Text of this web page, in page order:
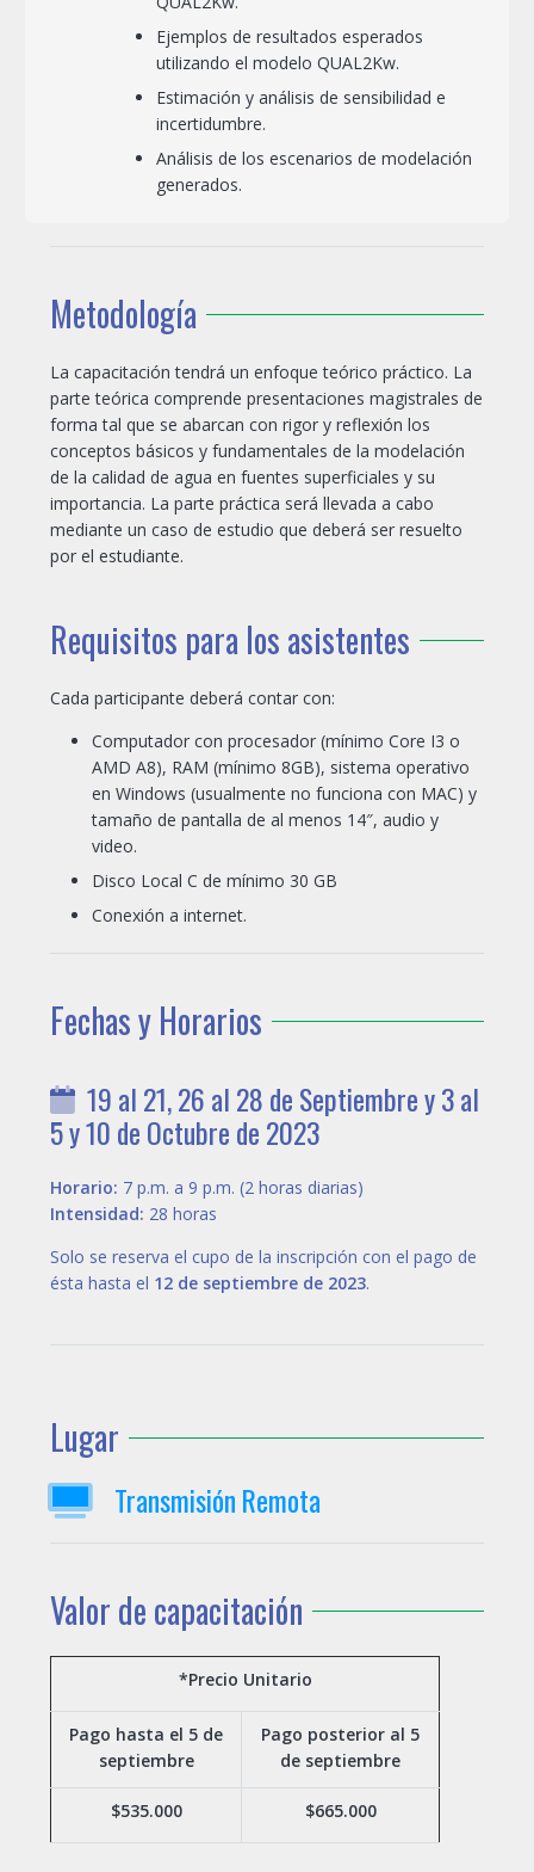
Ejemplos de resultados esperados
utilizando el modelo QUAL2Kw.
Estimación y análisis de sensibilidad e
incertidumbre.
Análisis de los escenarios de modelación
generados.
Metodología
La capacitación tendrá un enfoque teórico práctico. La
parte teórica comprende presentaciones magistrales de
forma tal que se abarcan con rigor y reflexión los
conceptos básicos y fundamentales de la modelación
de la calidad de agua en fuentes superficiales y su
importancia. La parte práctica será llevada a cabo
mediante un caso de estudio que deberá ser resuelto
por el estudiante.
Requisitos para los asistentes
Cada participante deberá contar con:
Computador con procesador (mínimo Core I3 o
AMD A8), RAM (mínimo 8GB), sistema operativo
en Windows (usualmente no funciona con MAC) y
tamaño de pantalla de al menos 14″, audio y
video.
Disco Local C de mínimo 30 GB
Conexión a internet.
Fechas y Horarios
19 al 21, 26 al 28 de Septiembre y 3 al
5 y 10 de Octubre de 2023
Horario: 7 p.m. a 9 p.m. (2 horas diarias)
Intensidad: 28 horas
Solo se reserva el cupo de la inscripción con el pago de
ésta hasta el 12 de septiembre de 2023.
Lugar
Transmisión Remota
Valor de capacitación
*Precio Unitario
Pago hasta el 5 de
septiembre
Pago posterior al 5
de septiembre
$535.000 $665.000